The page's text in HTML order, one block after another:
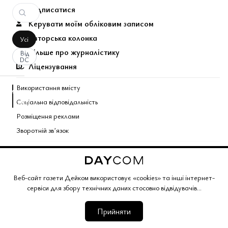
Веб-сайт газети Дейком використовує «cookies» та інші інтернет-
сервіси для збору технічних даних стосовно відвідувачів...
Прийняти
Усі
Від
DC
За
вашим
запитом
не
Підписатися
Керувати моїм обліковим записом
Авторська колонка
Більше про журналістику
Ліцензування
Використання вмісту
Соціальна відповідальність
Розміщення реклами
Зворотній звʼязок
Поєднані теми газети
Copyright © 2026 Газета Дейком . Всі права захищено.
Корпоративний розділГазета ДейкомУгоди та партнерство
Політика конфіденційностіРедакційна політика
Умови продажу Мапа сайту
web application version 3.0.0441